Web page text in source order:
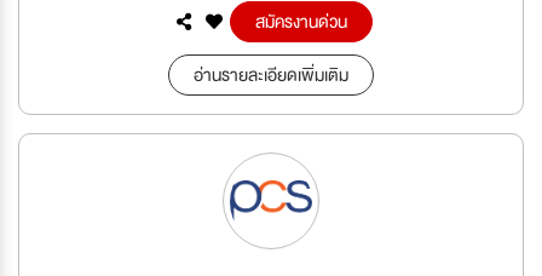
สมัครงานด่วน
อ่านรายละเอียดเพิ่มเติม